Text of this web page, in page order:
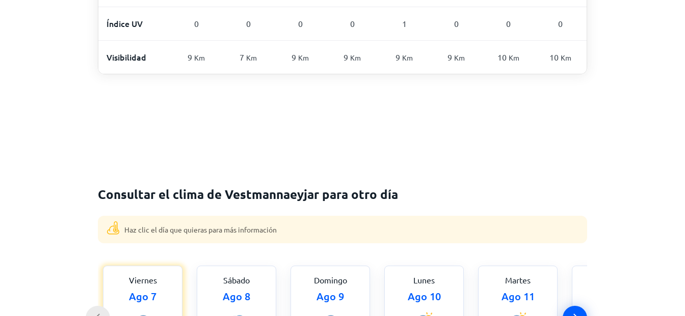
Índice UV 0 0 0 0 1 0 0 0
Visibilidad 9 Km 7 Km 9 Km 9 Km 9 Km 9 Km 10 Km 10 Km
Consultar el clima de Vestmannaeyjar para otro día
Haz clic el día que quieras para más información
Viernes
Ago 7
Sábado
Ago 8
Domingo
Ago 9
Lunes
Ago 10
Martes
Ago 11